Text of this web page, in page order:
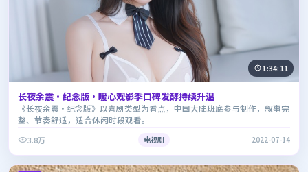
1:34:11
长夜余震·纪念版·暖心观影季口碑发酵持续升温
《长夜余震·纪念版》以喜剧类型为看点，中国大陆班底参与制作，叙事完
整、节奏舒适，适合休闲时段观看。
3.8万
电视剧 2022-07-14